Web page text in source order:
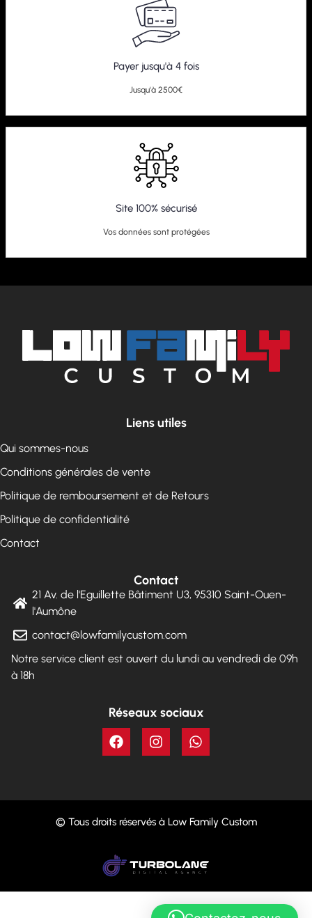
Payer jusqu'à 4 fois
Jusqu'à 2500€
Site 100% sécurisé
Vos données sont protégées
Liens utiles
Qui sommes-nous
Conditions générales de vente
Politique de remboursement et de Retours
Politique de confidentialité
Contact
Contact
21 Av. de l'Eguillette Bâtiment U3, 95310 Saint-Ouen-
l'Aumône
contact@lowfamilycustom.com
Notre service client est ouvert du lundi au vendredi de 09h
à 18h
Réseaux sociaux
© Tous droits réservés à Low Family Custom